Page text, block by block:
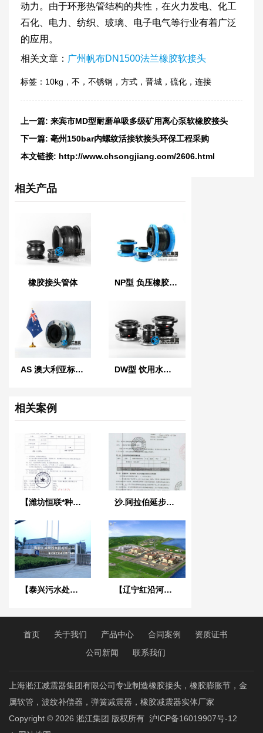
动力。由于环形热管结构的共性，在火力发电、化工
石化、电力、纺织、玻璃、电子电气等行业有着广泛
的应用。
相关文章： 广州帆布DN1500法兰橡胶软接头
标签： 10kg ， 不 ， 不锈钢 ， 方式 ， 晋城 ， 硫化 ， 连接
上一篇: 来宾市MD型耐磨单吸多级矿用离心泵软橡胶接头
下一篇: 亳州150bar内螺纹活接软接头环保工程采购
本文链接: http://www.chsongjiang.com/2606.html
相关产品
橡胶接头管体 NP型 负压橡胶接头
AS 澳大利亚标准橡胶膨胀节 DW型 饮用水橡胶软接头
相关案例
【潍坊恒联*种纸有限公司】弹簧减震器合同 沙.阿拉伯延步项目
【泰兴污水处理厂】采用上海淞江橡胶接头 【辽宁红沿河核电站】可曲挠橡胶接头
首页 关于我们 产品中心 合同案例
资质证书
公司新闻
联系我们
上海淞江减震器集团有限公司专业制造橡胶接头，橡胶膨胀节，金
属软管，波纹补偿器，弹簧减震器，橡胶减震器实体厂家
Copyright © 2026 淞江集团 版权所有 沪ICP备16019907号-12